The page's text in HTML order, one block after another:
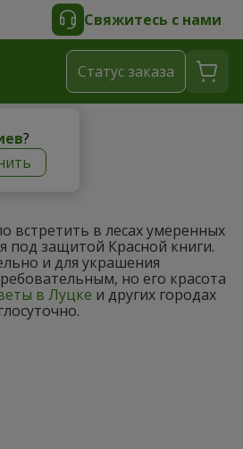
Свяжитесь с нами
?
Cтатус заказа
встретить в лесах умеренных
под защитой Красной книги.
и для украшения
но его красота
в Луцке и других городах